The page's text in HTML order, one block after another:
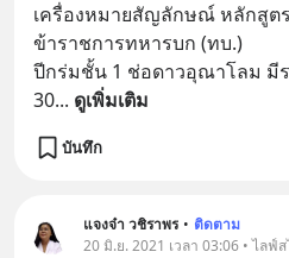
เครื่องหมายสัญลักษณ์ หลักสูต
ข้าราชการทหารบก (ทบ.)
ปีกร่มชั้น 1 ช่อดาวอุณาโลม มี
30... ดูเพิ่มเติม
บันทึก
แจงจ๋า วชิราพร • ติดตาม
20 มิ.ย. 2021 เวลา 03:06 • ไลฟ์